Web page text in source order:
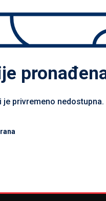
privremeno nedostupna.